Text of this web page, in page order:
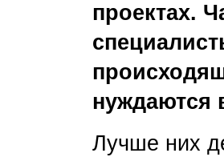
проектах.
нуждаются
Лучше них